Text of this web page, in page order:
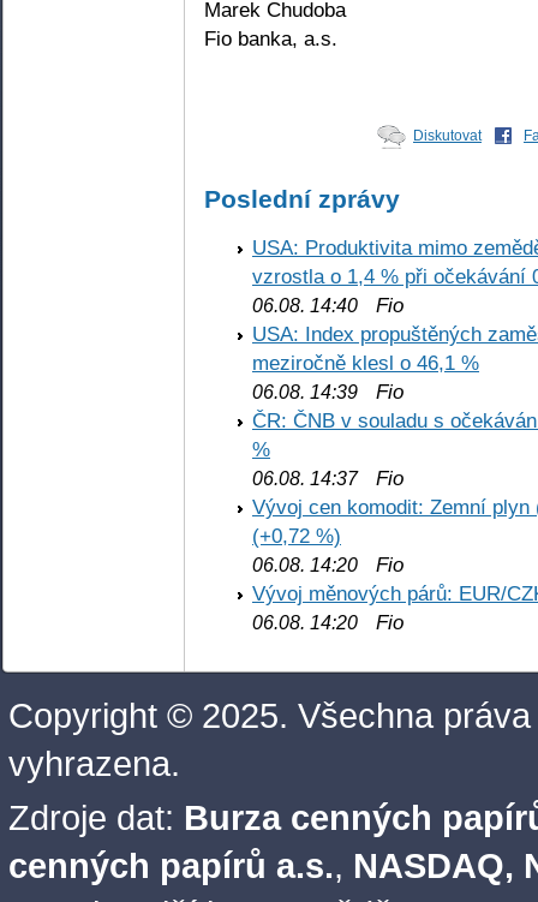
Marek Chudoba
Fio banka, a.s.
Diskutovat
Poslední zprávy
USA: Produktivita mimo
vzrostla o 1,4 % při očekávání
06.08. 14:40 Fio
USA: Index propuštěných
meziročně klesl o 46,1 %
06.08. 14:39 Fio
ČR: ČNB v souladu s
%
06.08. 14:37Fio
Vývoj cen komodit: Zemní
(+0,72 %)
06.08. 14:20 Fio
Vývoj měnových párů: EUR/
06.08. 14:20 Fio
Copyright © 2025. Všechna práva
vyhrazena.
Zdroje dat: Burza cenných
cenných papírů a.s., NASDAQ,